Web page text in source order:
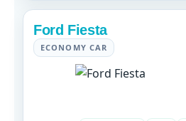
Ford Fiesta
ECONOMY CAR